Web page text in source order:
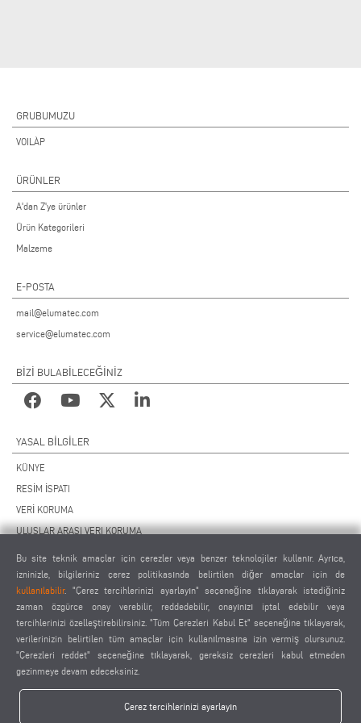
GRUBUMUZU
VOILÀP
ÜRÜNLER
A'dan Z'ye ürünler
Ürün Kategorileri
Malzeme
E-POSTA
mail@elumatec.com
service@elumatec.com
BİZİ BULABİLECEĞİNİZ
YASAL BILGILER
KÜNYE
RESİM İSPATI
VERİ KORUMA
ULUSLAR ARASI VERI KORUMA
UZAKTAN BAKIM SÖZLEŞMESİ
ÇEREZ AYARLARI
TEDARİKÇİLER DAVRANIŞ KURALLARI
Bu site teknik amaçlar için çerezler veya benzer teknolojiler kullanır. Ayrıca,
izninizle, bilgileriniz çerez politikasında belirtilen diğer amaçlar için de
kullanılabilir. "Çerez tercihlerinizi ayarlayın" seçeneğine tıklayarak istediğiniz
zaman özgürce onay verebilir, reddedebilir, onayınızı iptal edebilir veya
tercihlerinizi özelleştirebilirsiniz. "Tüm Çerezleri Kabul Et" seçeneğine tıklayarak,
verilerinizin belirtilen tüm amaçlar için kullanılmasına izin vermiş olursunuz.
"Çerezleri reddet" seçeneğine tıklayarak, gereksiz çerezleri kabul etmeden
gezinmeye devam edeceksiniz.
Çerez tercihlerinizi ayarlayın